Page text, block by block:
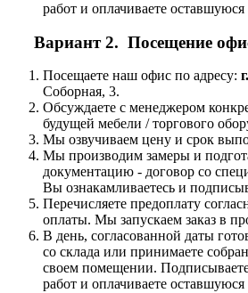
работ и оплачиваете оставшуюся
Вариант 2. Посещение
Посещаете наш офис по адресу:
Соборная, 3.
Обсуждаете с менеджером
будущей мебели / торгового
Мы озвучиваем цену и срок
Мы производим замеры и
документацию - договор со
Вы ознакамливаетесь и
Перечисляете предоплату
оплаты. Мы запускаем заказ в
В день, согласованной даты
со склада или принимаете
своем помещении.
работ и оплачиваете оставшуюся